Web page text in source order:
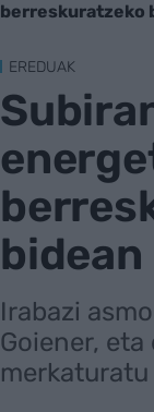
berreskuratzeko
EREDUAK
bidean
Irabazi
Goiener,